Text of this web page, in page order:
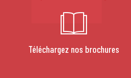
Téléchargez nos brochures